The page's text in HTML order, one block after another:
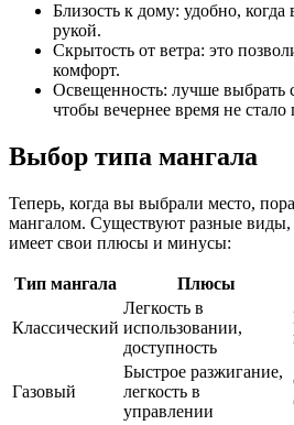
Близость к дому: удобно, когда
рукой.
Скрытость от ветра: это
комфорт.
Освещенность: лучше выбрать
чтобы вечернее время не стало
Выбор типа мангала
Теперь, когда вы выбрали место,
мангалом. Существуют разные
имеет свои плюсы и минусы:
Тип мангала Плюсы
Классический
Легкость в
использовании,
доступность
Газовый
Быстрое разжигание,
легкость в
управлении